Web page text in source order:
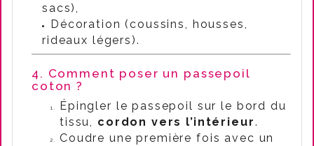
sacs),
Décoration (coussins, housses,
rideaux légers).
4. Comment poser un passepoil
coton ?
Épingler le passepoil sur le bord du
tissu, cordon vers l’intérieur.
Coudre une première fois avec un